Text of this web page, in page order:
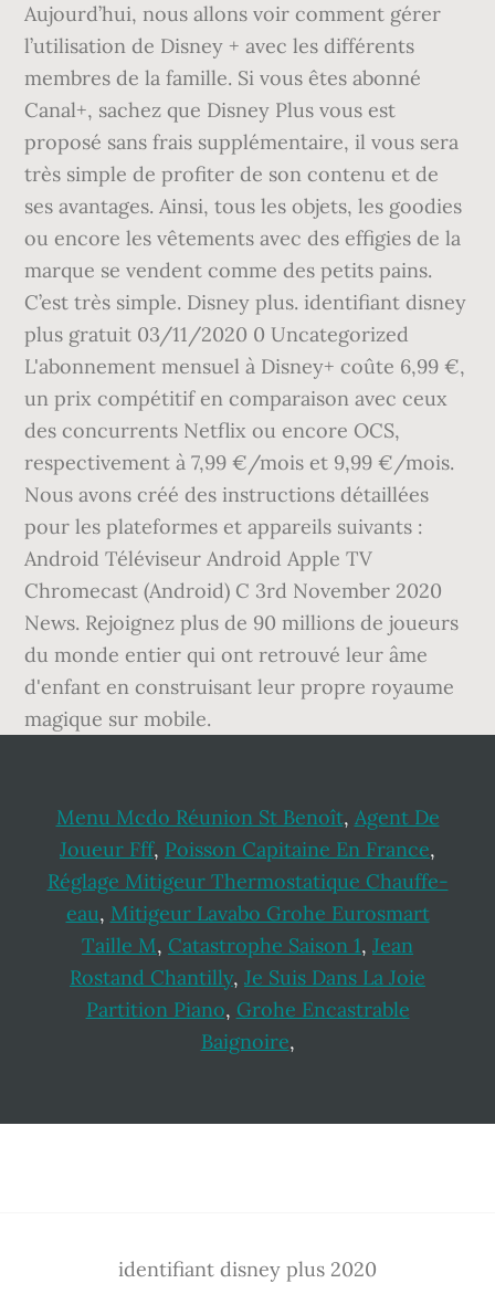
Aujourd’hui, nous allons voir comment gérer
l’utilisation de Disney + avec les différents
membres de la famille. Si vous êtes abonné
Canal+, sachez que Disney Plus vous est
proposé sans frais supplémentaire, il vous sera
très simple de profiter de son contenu et de
ses avantages. Ainsi, tous les objets, les goodies
ou encore les vêtements avec des effigies de la
marque se vendent comme des petits pains.
C’est très simple. Disney plus. identifiant disney
plus gratuit 03/11/2020 0 Uncategorized
L'abonnement mensuel à Disney+ coûte 6,99 €,
un prix compétitif en comparaison avec ceux
des concurrents Netflix ou encore OCS,
respectivement à 7,99 €/mois et 9,99 €/mois.
Nous avons créé des instructions détaillées
pour les plateformes et appareils suivants :
Android Téléviseur Android Apple TV
Chromecast (Android) C 3rd November 2020
News. Rejoignez plus de 90 millions de joueurs
du monde entier qui ont retrouvé leur âme
d'enfant en construisant leur propre royaume
magique sur mobile.
Menu Mcdo Réunion St Benoît, Agent De
Joueur Fff, Poisson Capitaine En France,
Réglage Mitigeur Thermostatique Chauffe-
eau, Mitigeur Lavabo Grohe Eurosmart
Taille M, Catastrophe Saison 1, Jean
Rostand Chantilly, Je Suis Dans La Joie
Partition Piano, Grohe Encastrable
Baignoire,
identifiant disney plus 2020